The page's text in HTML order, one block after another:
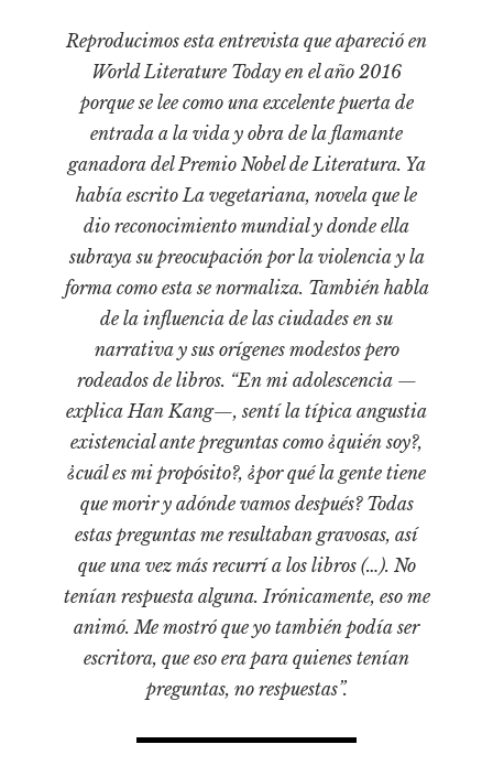
Lagunas mentales
Libros usados
Literatura
Medioambiente
Narrativas visuales
Pensamiento
Pensamiento ilustrado
Personajes secundarios
Política
Relecturas
Sociedad
Turismo accidental
Vidas paralelas
Voces y lecturas
Reproducimos esta entrevista que apareció en
World Literature Today en el año 2016
porque se lee como una excelente puerta de
entrada a la vida y obra de la flamante
ganadora del Premio Nobel de Literatura. Ya
había escrito La vegetariana, novela que le
dio reconocimiento mundial y donde ella
subraya su preocupación por la violencia y la
forma como esta se normaliza. También habla
de la influencia de las ciudades en su
narrativa y sus orígenes modestos pero
rodeados de libros. “En mi adolescencia —
explica Han Kang—, sentí la típica angustia
existencial ante preguntas como ¿quién soy?,
¿cuál es mi propósito?, ¿por qué la gente tiene
que morir y adónde vamos después? Todas
estas preguntas me resultaban gravosas, así
que una vez más recurrí a los libros (…). No
tenían respuesta alguna. Irónicamente, eso me
animó. Me mostró que yo también podía ser
escritora, que eso era para quienes tenían
preguntas, no respuestas”.